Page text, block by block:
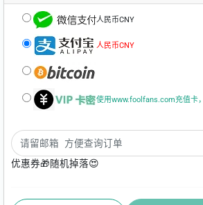
人民币CNY
人民币CNY
使用www.foolfans.com充值卡
优惠券🎁随机掉落😍